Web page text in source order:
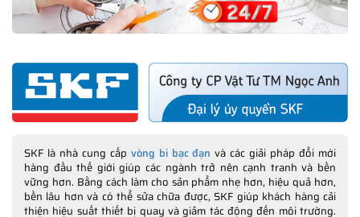
SKF là nhà cung cấp vòng bi bạc đạn và các giải pháp đổi mới
hàng đầu thế giới giúp các ngành trở nên cạnh tranh và bền
vững hơn. Bằng cách làm cho sản phẩm nhẹ hơn, hiệu quả hơn,
bền lâu hơn và có thể sửa chữa được, SKF giúp khách hàng cải
thiện hiệu suất thiết bị quay và giảm tác động đến môi trường.